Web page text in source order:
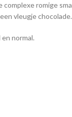
romige
vleugje chocolade.
normal.